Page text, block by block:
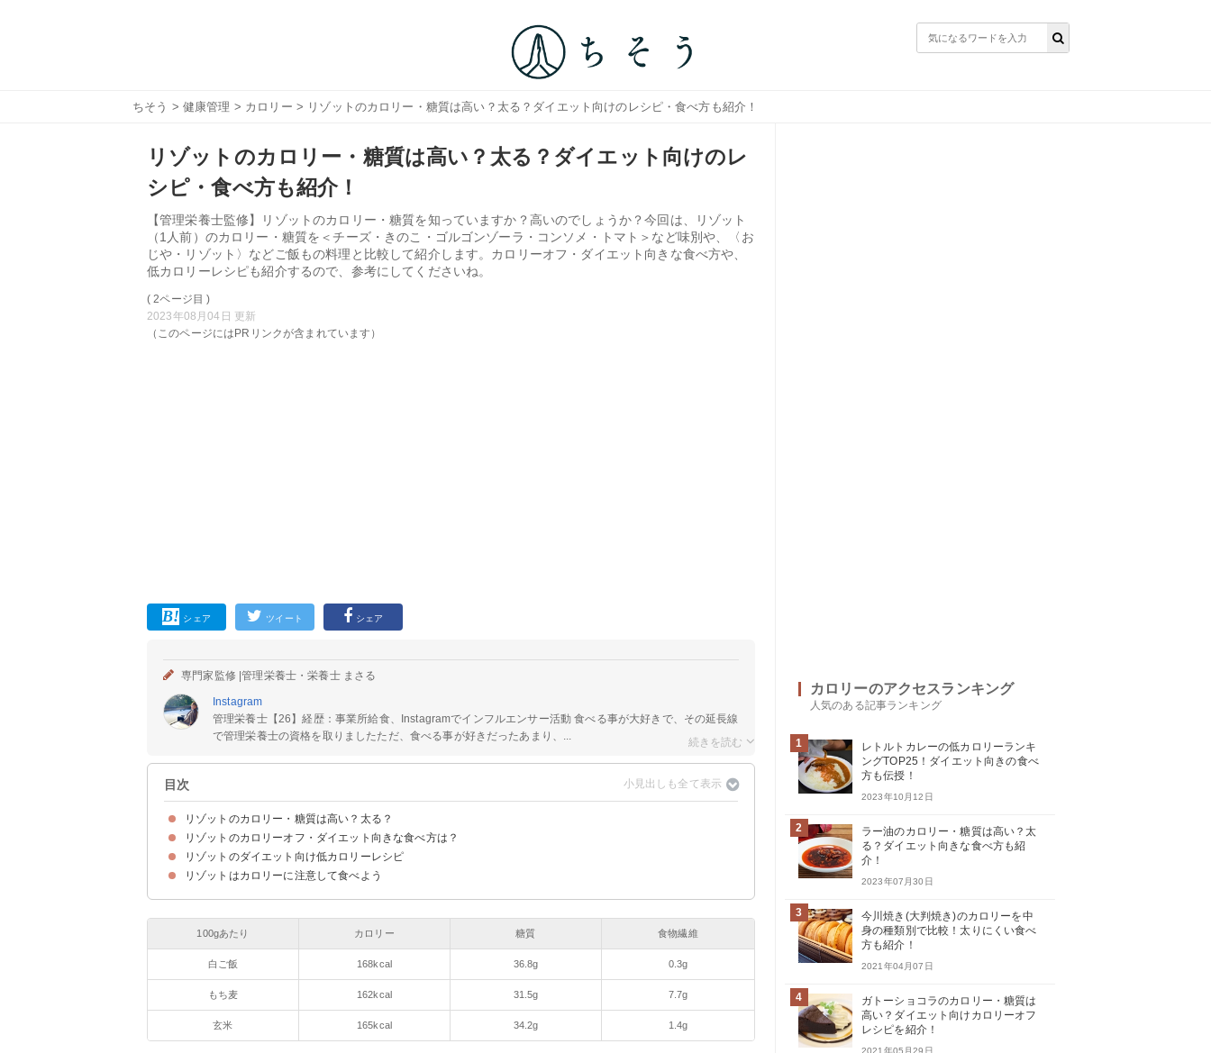
ちそう > 健康管理 > カロリー > リゾットのカロリー・糖質は高い？太る？ダイエット向けのレシピ・食べ方も紹介！
リゾットのカロリー・糖質は高い？太る？ダイエット向けのレ
シピ・食べ方も紹介！
【管理栄養士監修】リゾットのカロリー・糖質を知っていますか？高いのでしょうか？今回は、リゾット
（1人前）のカロリー・糖質を＜チーズ・きのこ・ゴルゴンゾーラ・コンソメ・トマト＞など味別や、〈お
じや・リゾット〉などご飯もの料理と比較して紹介します。カロリーオフ・ダイエット向きな食べ方や、
低カロリーレシピも紹介するので、参考にしてくださいね。
( 2ページ目 )
2023年08月04日 更新
（このページにはPRリンクが含まれています）
シェア ツイート シェア
専門家監修 |管理栄養士・栄養士 まさる
Instagram
管理栄養士【26】経歴：事業所給食、Instagramでインフルエンサー活動 食べる事が大好きで、その延長線
で管理栄養士の資格を取りましたただ、食べる事が好きだったあまり、...
目次
リゾットのカロリー・糖質は高い？太る？
リゾット（1人前）のカロリー・糖質を味別に比較
リゾットのカロリーを外食産業別に比較
リゾット（1人前）のカロリー・糖質を他のご飯もの料理と比較
リゾットのカロリーを消費するのに必要な運動量
リゾットのカロリーオフ・ダイエット向きな食べ方は？
①お米を玄米・もち麦に変える
②具材を野菜中心にする
③牛乳を豆乳に置き換える
リゾットのダイエット向け低カロリーレシピ
①もち麦きのこリゾット
②野菜たっぷりトマトリゾット
③豆腐入り豆乳リゾット
リゾットはカロリーに注意して食べよう
100gあたり カロリー 糖質 食物繊維
白ご飯 168kcal 36.8g 0.3g
もち麦 162kcal 31.5g 7.7g
玄米 165kcal 34.2g 1.4g
カロリーのアクセスランキング
人気のある記事ランキング
1
レトルトカレーの低カロリーランキ
ングTOP25！ダイエット向きの食べ
方も伝授！
2023年10月12日
2
ラー油のカロリー・糖質は高い？太
る？ダイエット向きな食べ方も紹
介！
2023年07月30日
3
今川焼き(大判焼き)のカロリーを中
身の種類別で比較！太りにくい食べ
方も紹介！
2021年04月07日
4
ガトーショコラのカロリー・糖質は
高い？ダイエット向けカロリーオフ
レシピを紹介！
2021年05月29日